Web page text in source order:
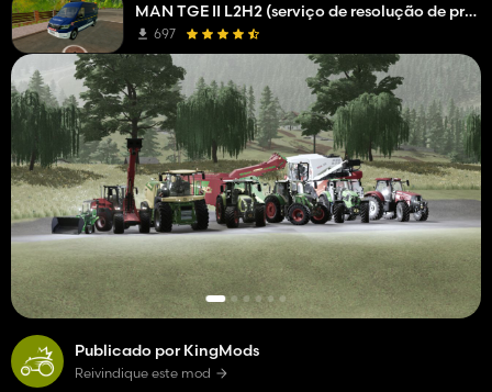
Publicado por KingMods
Reivindique este mod
MAN TGE II L2H2 (serviço de resolução de problemas da empresa de rede)
697